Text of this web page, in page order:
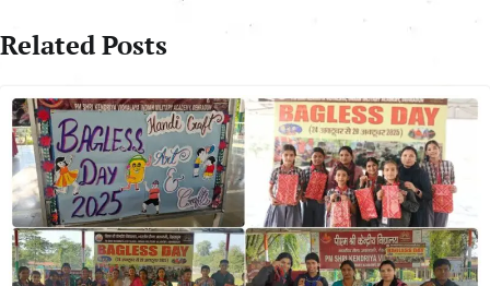
Related Posts